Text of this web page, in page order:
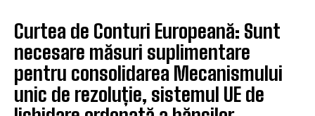
Curtea de Conturi Europeană: Sunt
necesare măsuri suplimentare
pentru consolidarea Mecanismului
unic de rezoluție, sistemul UE de